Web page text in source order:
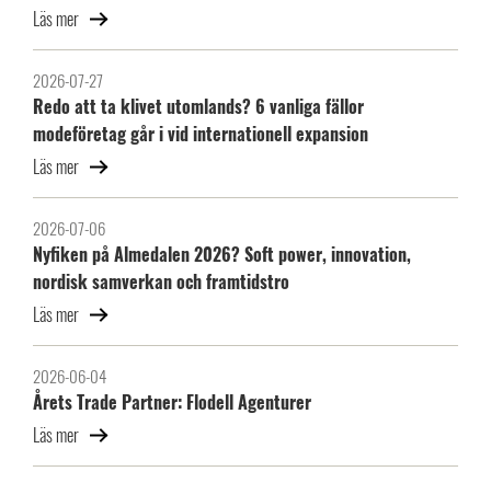
Läs mer
2026-07-27
Redo att ta klivet utomlands? 6 vanliga fällor
modeföretag går i vid internationell expansion
Läs mer
2026-07-06
Nyfiken på Almedalen 2026? Soft power, innovation,
nordisk samverkan och framtidstro
Läs mer
2026-06-04
Årets Trade Partner: Flodell Agenturer
Läs mer